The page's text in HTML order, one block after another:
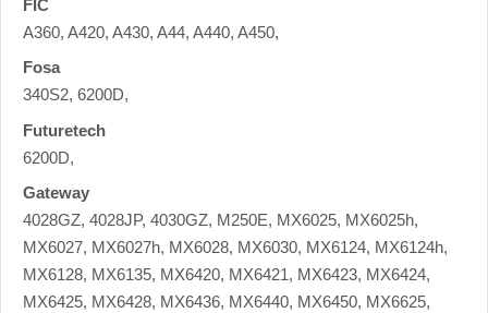
FIC
A360, A420, A430, A44, A440, A450,
Fosa
340S2, 6200D,
Futuretech
6200D,
Gateway
4028GZ, 4028JP, 4030GZ, M250E, MX6025, MX6025h,
MX6027, MX6027h, MX6028, MX6030, MX6124, MX6124h,
MX6128, MX6135, MX6420, MX6421, MX6423, MX6424,
MX6425, MX6428, MX6436, MX6440, MX6450, MX6625,